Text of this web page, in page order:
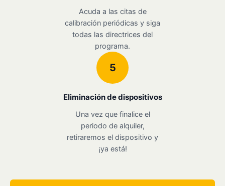
Acuda a las citas de
calibración periódicas y siga
todas las directrices del
programa.
5
Eliminación de dispositivos
Una vez que finalice el
periodo de alquiler,
retiraremos el dispositivo y
¡ya está!